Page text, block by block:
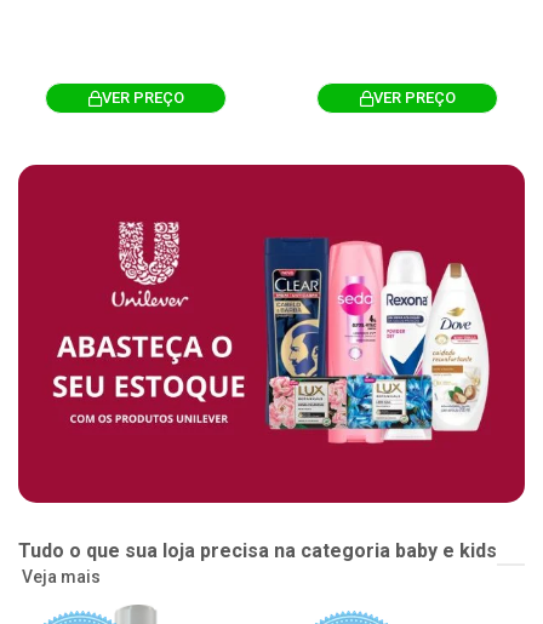
VER PREÇO VER PREÇO
Tudo o que sua loja precisa na categoria baby e kids
Veja mais